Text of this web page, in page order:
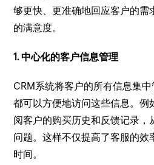
够更快、更准确地回应客户的需
的满意度。
1. 中心化的客户信息管理
CRM系统将客户的所有信息集
都可以方便地访问这些信息。例
阅客户的购买历史和反馈记录，
问题。这样不仅提高了客服的效
时间。